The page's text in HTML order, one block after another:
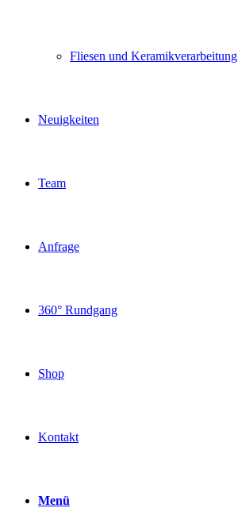
Fliesen und Keramikverarbeitung
Neuigkeiten
Team
Anfrage
360° Rundgang
Shop
Kontakt
Menü